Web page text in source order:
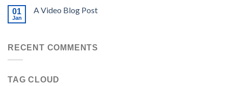
01
Jan
A Video Blog Post
RECENT COMMENTS
TAG CLOUD